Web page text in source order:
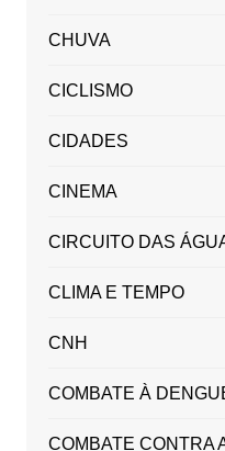
CHUVA
CICLISMO
CIDADES
CINEMA
CIRCUITO DAS
CLIMA E TEMPO
CNH
COMBATE À
COMBATE CONTRA